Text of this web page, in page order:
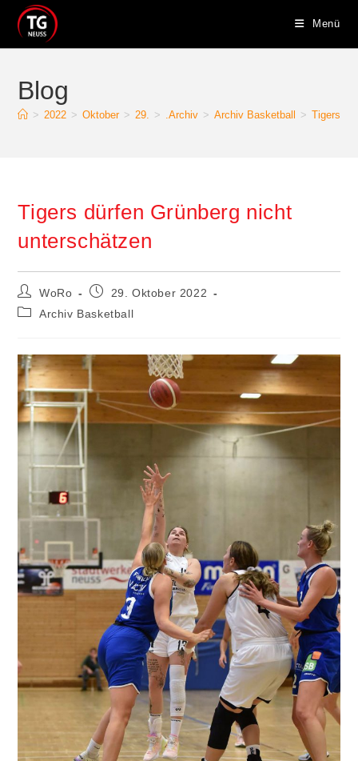
Inhalt
springen
Menü
Blog
> 2022 > Oktober > 29. > .Archiv > Archiv Basketball > Tigers
Tigers dürfen Grünberg nicht
unterschätzen
Beitrags-
Autor:
WoRo
Beitrag29. Oktober 2022
Beitrags-
Archiv Basketball